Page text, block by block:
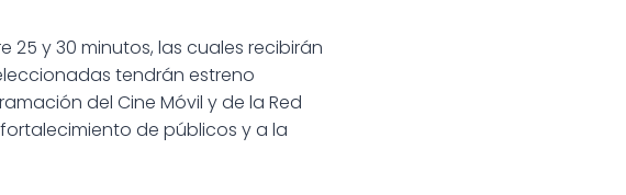
y 30 minutos, las cuales recibirán
tendrán estreno
del Cine Móvil y de la Red
de públicos y a la